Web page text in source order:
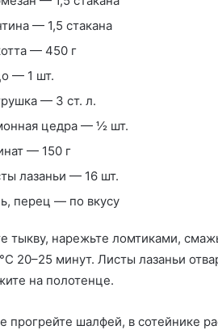
— 1,5 стакана
— 450 г
— 1 шт.
— 3 ст. л.
цедра — ½ шт.
— 150 г
лазаньи — 16 шт.
перец — по вкусу
тыкву, нарежьте ломтиками,
20–25 минут. Листы лазаньи
на полотенце.
прогрейте шалфей, в сотейнике